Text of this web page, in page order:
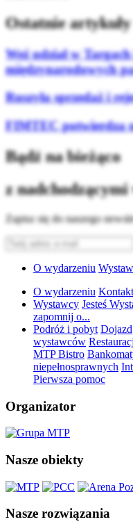
Ostatnie artykuły
Weź udział w
międzynarodowych
Ruszyła sprzedaż i
FIMTEC potwierdza
Bądź na bieżąco
z
Zapisz się do naszego
O wydarzeniu
O wydarzeniu Kontakt
Wystawcy Jesteś
zapomnij o...
Podróż i pobyt Dojazd
wystawców
MTP Bistro
niepełnosprawnych
Pierwsza pomoc
Organizator
Nasze obiekty
Nasze rozwiązania